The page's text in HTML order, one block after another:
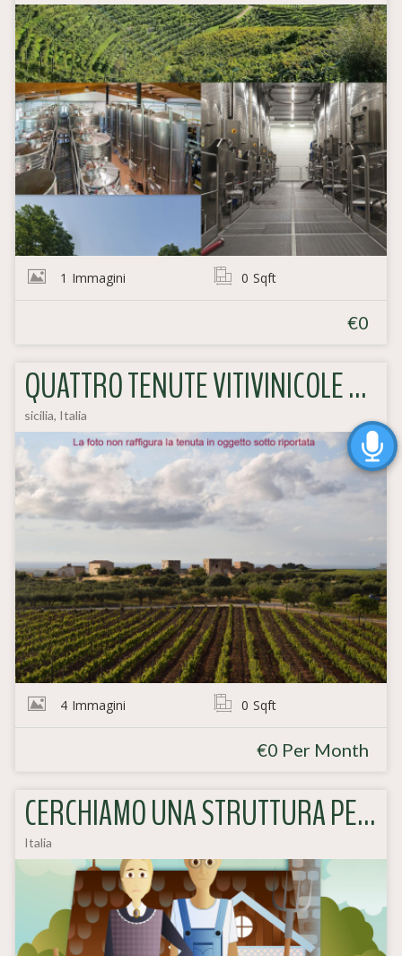
1 Immagini 0 Sqft
€0
QUATTRO TENUTE VITIVINICOLE SICILIANE SELEZIONATE PER VOI!
sicilia, Italia
4 Immagini 0 Sqft
€0 Per Month
CERCHIAMO UNA STRUTTURA PER REALIZZARE UNA HOME FARM ATTIVA
Italia